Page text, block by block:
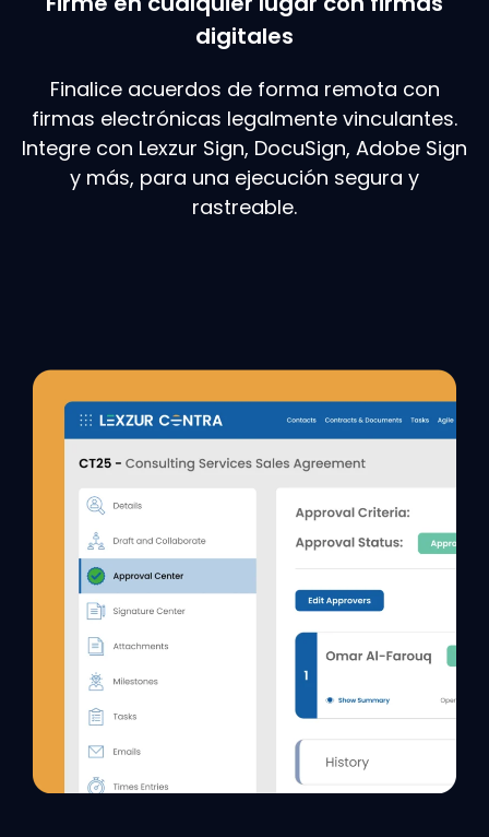
digitales
Finalice acuerdos de forma remota con
firmas electrónicas legalmente vinculantes.
Integre con Lexzur Sign, DocuSign, Adobe Sign
y más, para una ejecución segura y
rastreable.